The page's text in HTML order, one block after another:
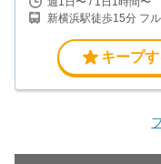
新横浜駅徒歩15分 フ
キープ